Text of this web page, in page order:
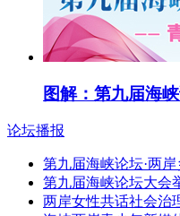
图解：第九届海
论坛播报
第九届海峡论坛·两
第九届海峡论坛大会
两岸女性共话社会治